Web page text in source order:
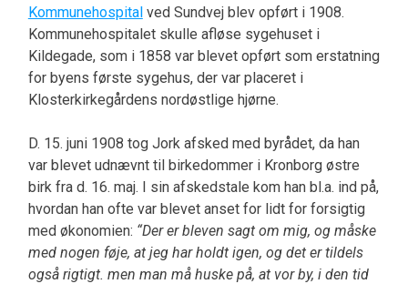
Kommunehospitalved Sundvej blev opført i 1908.
Kommunehospitalet skulle afløse sygehuset i
Kildegade, som i 1858 var blevet opført som erstatning
for byens første sygehus, der var placeret i
Klosterkirkegårdens nordøstlige hjørne.
D. 15. juni 1908 tog Jork afsked med byrådet, da han
var blevet udnævnt til birkedommer i Kronborg østre
birk fra d. 16. maj. I sin afskedstale kom han bl.a. ind på,
hvordan han ofte var blevet anset for lidt for forsigtig
med økonomien: “Der er bleven sagt om mig, og måske
med nogen føje, at jeg har holdt igen, og det er tildels
også rigtigt. men man må huske på, at vor by, i den tid